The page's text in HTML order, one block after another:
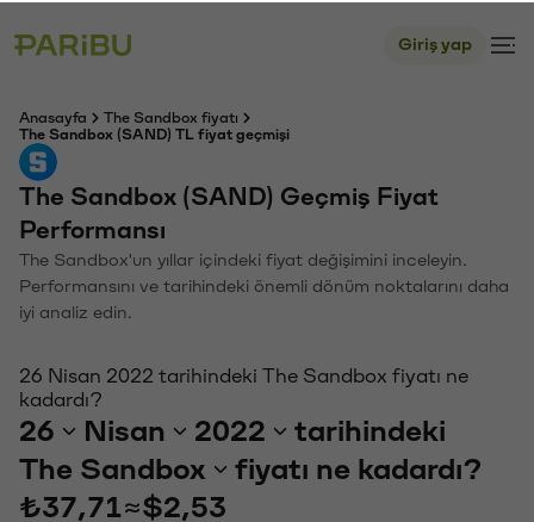
Giriş yap
Anasayfa
The Sandbox fiyatı
The Sandbox (SAND) TL fiyat geçmişi
The Sandbox (SAND) Geçmiş Fiyat
Performansı
The Sandbox'un yıllar içindeki fiyat değişimini inceleyin.
Performansını ve tarihindeki önemli dönüm noktalarını daha
iyi analiz edin.
26 Nisan 2022 tarihindeki The Sandbox fiyatı ne
kadardı?
26 Nisan 2022
tarihindeki
The Sandbox
fiyatı ne kadardı?
₺37,71 ≈$2,53